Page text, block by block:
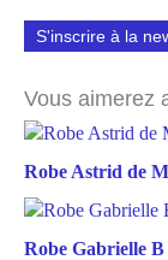
S'inscrire à la
Vous aimerez
Robe Astrid de M
Robe Gabrielle